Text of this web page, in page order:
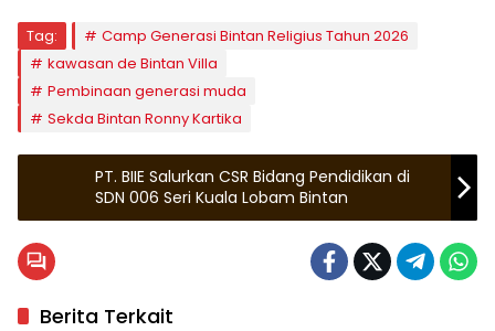
Tag:
Camp Generasi Bintan Religius Tahun 2026
kawasan de Bintan Villa
Pembinaan generasi muda
Sekda Bintan Ronny Kartika
PT. BIIE Salurkan CSR Bidang Pendidikan di
SDN 006 Seri Kuala Lobam Bintan
Berita Terkait
Bintan